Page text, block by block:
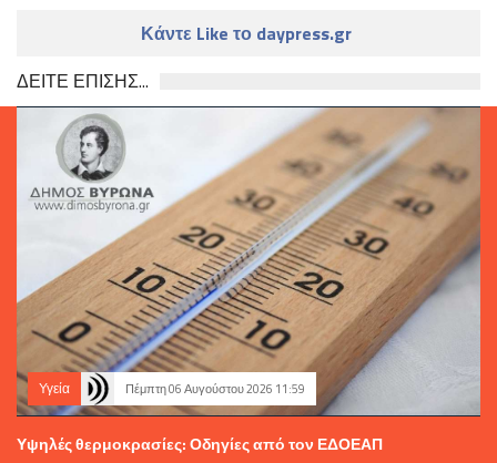
Κάντε Like το daypress.gr
ΔΕΙΤΕ ΕΠΙΣΗΣ...
Υγεία Πέμπτη 06 Αυγούστου 2026 11:59
Υψηλές θερμοκρασίες: Οδηγίες από τον ΕΔΟΕΑΠ